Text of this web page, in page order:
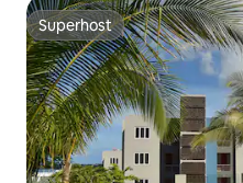
Superhost
Superhost